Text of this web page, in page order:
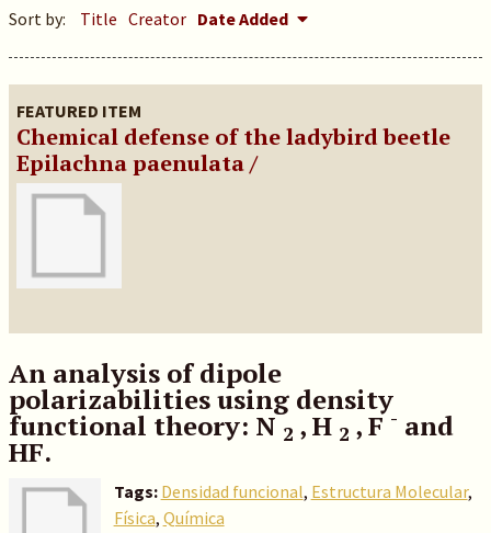
Sort by: Title Creator Date Added
FEATURED ITEM
Chemical defense of the ladybird beetle
Epilachna paenulata /
An analysis of dipole
polarizabilities using density
functional theory: N2 , H 2 , F - and
HF.
Tags: Densidad funcional, Estructura Molecular,
Física, Química